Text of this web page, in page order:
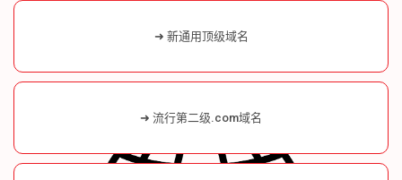
➜ 新通用顶级域名
➜ 流行第二级.com域名